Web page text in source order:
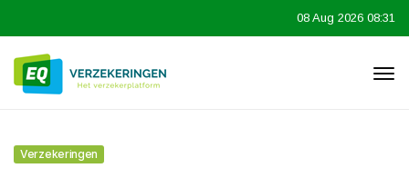
08 Aug 2026 08:31
Verzekeringen